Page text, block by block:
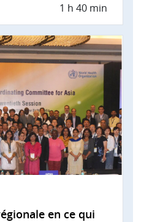
1 h 40 min
en ce qui